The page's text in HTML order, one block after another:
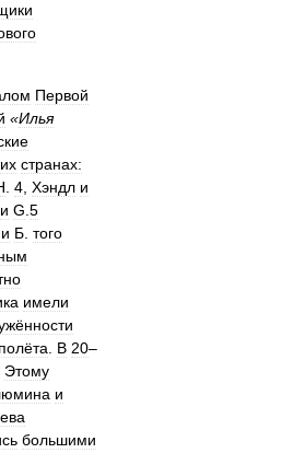
Первой
«Илья
странах:
4 Хэндл и
и G 5
Б того
имели
полёта В 20–
Этому
и
большими